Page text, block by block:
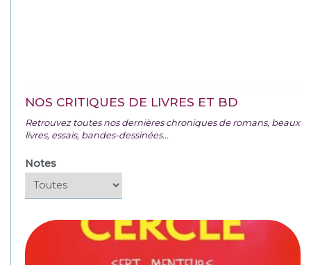
NOS CRITIQUES DE LIVRES ET BD
Retrouvez toutes nos dernières chroniques de romans, beaux
livres, essais, bandes-dessinées...
Notes